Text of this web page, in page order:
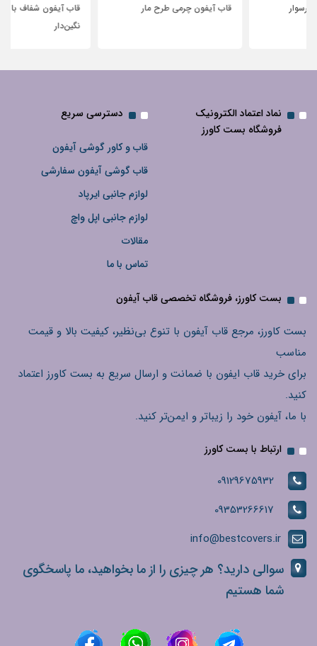
قاب آیفون چرمی طرح مار
قاب آیفون شفاف با پاپیون سفید و
نماد اعتماد الکترونیک
فروشگاه بست کاورز
دسترسی سریع
قاب و کاور گوشی آیفون
قاب گوشی آیفون سفارشی
لوازم جانبی ایرپاد
لوازم جانبی اپل واچ
مقالات
تماس با ما
بست کاورز، فروشگاه تخصصی قاب آیفون
بست کاورز، مرجع قاب آیفون با تنوع بی‌نظیر، کیفیت بالا و قیمت
مناسب
برای خرید قاب ایفون با ضمانت و ارسال سریع به بست کاورز اعتماد
کنید.
با ما، آیفون خود را زیباتر و ایمن‌تر کنید.
ارتباط با بست کاورز
09129675932
09353266617
info@bestcovers.ir
سوالی دارید؟ هر چیزی را از ما بخواهید، ما پاسخگوی
شما هستیم